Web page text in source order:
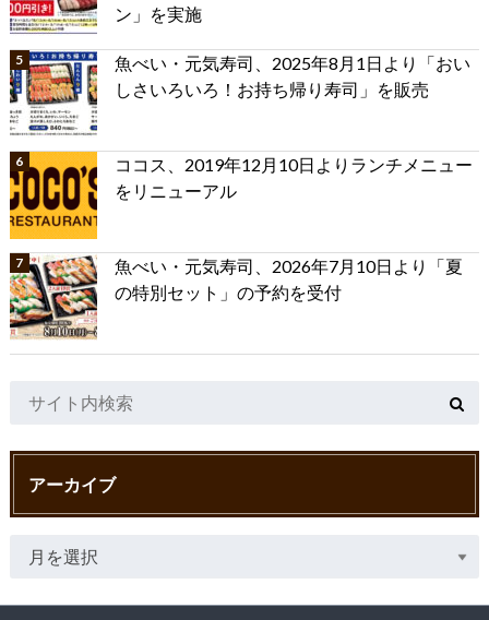
ン」を実施
魚べい・元気寿司、2025年8月1日より「おい
しさいろいろ！お持ち帰り寿司」を販売
ココス、2019年12月10日よりランチメニュー
をリニューアル
魚べい・元気寿司、2026年7月10日より「夏
の特別セット」の予約を受付
アーカイブ